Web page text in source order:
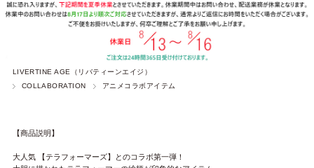
LIVERTINE AGE（リバティーンエイジ）
COLLABORATION
アニメコラボアイテム
【商品説明】
大人気 【テラフォーマーズ】とのコラボ第一弾！